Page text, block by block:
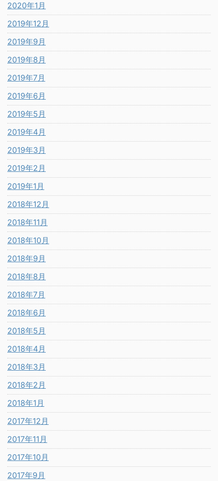
2020年1月
2019年12月
2019年9月
2019年8月
2019年7月
2019年6月
2019年5月
2019年4月
2019年3月
2019年2月
2019年1月
2018年12月
2018年11月
2018年10月
2018年9月
2018年8月
2018年7月
2018年6月
2018年5月
2018年4月
2018年3月
2018年2月
2018年1月
2017年12月
2017年11月
2017年10月
2017年9月